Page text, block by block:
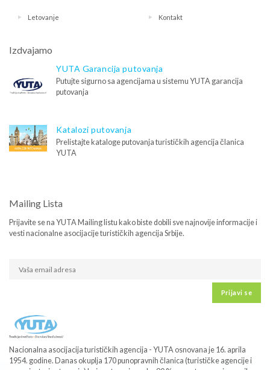
Letovanje Kontakt
Izdvajamo
YUTA Garancija putovanja
Putujte sigurno sa agencijama u sistemu YUTA garancija
putovanja
Katalozi putovanja
Prelistajte kataloge putovanja turističkih agencija članica
YUTA
Mailing Lista
Prijavite se na YUTA Mailing listu kako biste dobili sve najnovije informacije i
vesti nacionalne asocijacije turističkih agencija Srbije.
Prijavi se
Nacionalna asocijacija turističkih agencija - YUTA osnovana je 16. aprila
1954. godine. Danas okuplja 170 punopravnih članica (turističke agencije i